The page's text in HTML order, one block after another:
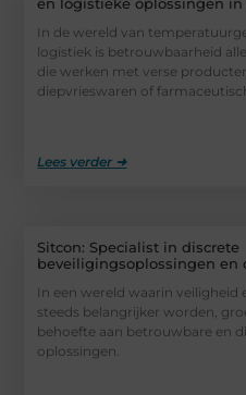
In de wereld van
logistiek is betrouwbaarheid
die werken met verse
diepvrieswaren of
Lees verder ➜
Sitcon: Specialist in discrete
beveiligingsoplossingen en
In een wereld waarin veiligheid
steeds belangrijker worden,
behoefte aan betrouwbare en
oplossingen.